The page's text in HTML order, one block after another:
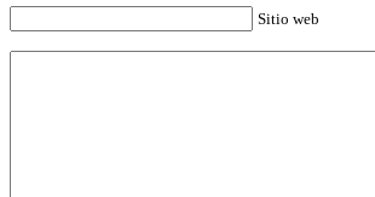
Sitio web